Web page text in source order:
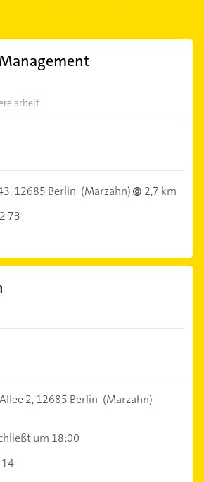
arbeit
12685 Berlin (Marzahn)
2,7 km
73
2,12685 Berlin (Marzahn)
um 18:00